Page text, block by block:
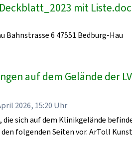
mit Liste.doc
Bahnstrasse 6 47551 Bedburg-Hau
auf dem Gelände der
2026, 15:20 Uhr
sich auf dem Klinikgelände
folgenden Seiten vor. ArToll